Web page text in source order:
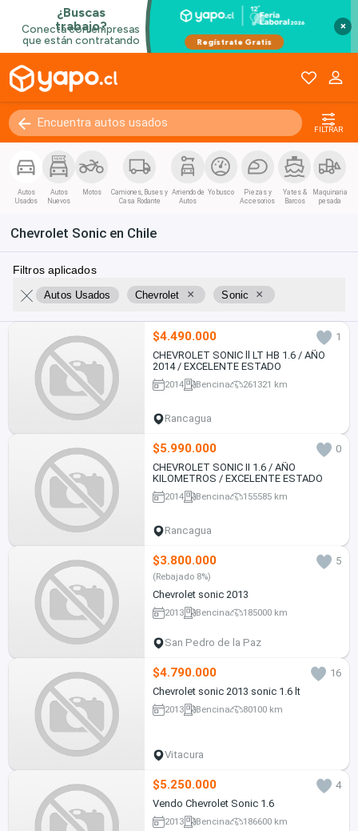
×
FILTRAR
Autos
Usados
Autos
Nuevos
Motos
Camiones, Buses y
Casa Rodante
Arriendo de
Autos
Yo busco
Piezas y
Accesorios
Yates &
Barcos
Maquinaria
pesada
Chevrolet Sonic en Chile
Filtros aplicados
Autos Usados Chevrolet × Sonic ×
$4.490.000
1
CHEVROLET SONIC ll LT HB 1.6 / AÑO
2014 / EXCELENTE ESTADO
2014 Bencina 261321 km
Rancagua
$5.990.000
0
CHEVROLET SONIC II 1.6 / AÑO
KILOMETROS / EXCELENTE ESTADO
2014 Bencina 155585 km
Rancagua
$3.800.000 5
(Rebajado 8%)
Chevrolet sonic 2013
2013 Bencina 185000 km
San Pedro de la Paz
$4.790.000
16
Chevrolet sonic 2013 sonic 1.6 lt
2013 Bencina 80100 km
Vitacura
$5.250.000
4
Vendo Chevrolet Sonic 1.6
2013 Bencina 186600 km